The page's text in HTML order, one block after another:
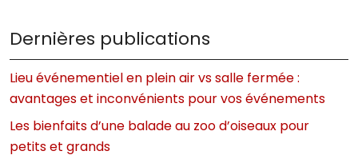
Dernières publications
Lieu événementiel en plein air vs salle fermée :
avantages et inconvénients pour vos événements
Les bienfaits d’une balade au zoo d’oiseaux pour
petits et grands